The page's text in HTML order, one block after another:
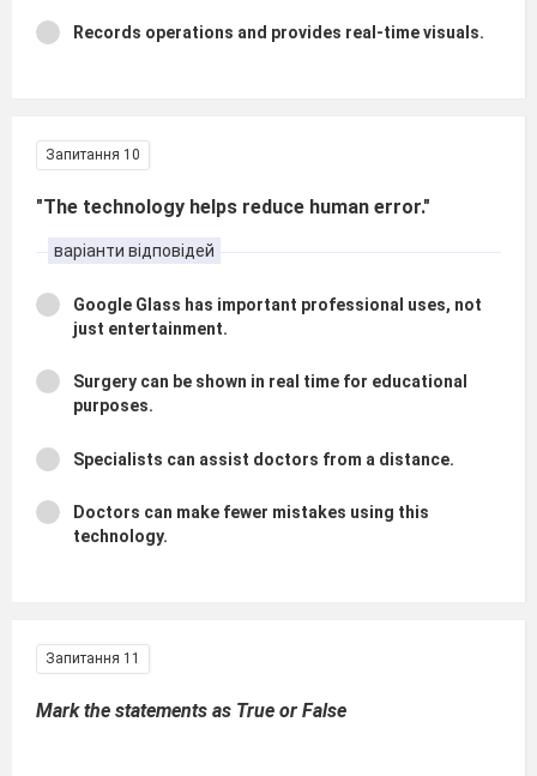
Records operations and provides real-time visuals.
Запитання 10
"The technology helps reduce human error."
варіанти відповідей
Google Glass has important professional uses, not
just entertainment.
Surgery can be shown in real time for educational
purposes.
Specialists can assist doctors from a distance.
Doctors can make fewer mistakes using this
technology.
Запитання 11
Mark the statements as True or False